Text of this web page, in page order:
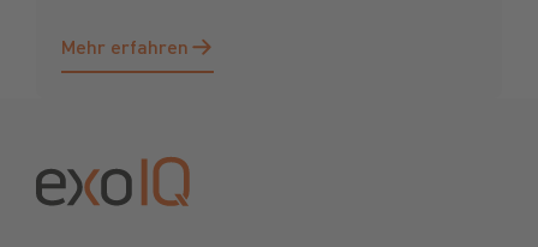
Mehr erfahren
Mehr erfahren